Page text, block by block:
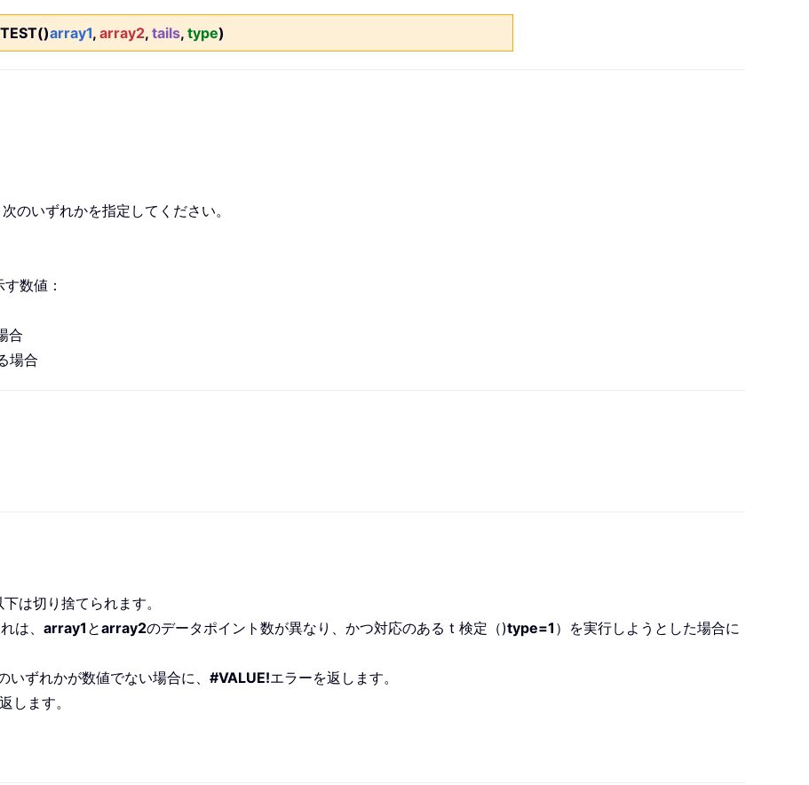
array1, array2, tails, type)
のいずれかを指定してください。
数値：
合
場合
は切り捨てられます。
は、 array1 とarray2のデータポイント数が異なり、かつ対応のある t 検定（)type=1 ）を実行しようとした場合に
いずれかが数値でない場合に、 #VALUE!エラーを返します。
します。